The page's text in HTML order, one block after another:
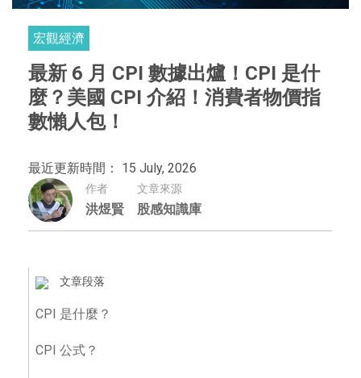
宏觀經濟
最新 6 月 CPI 數據出爐！CPI 是什
麼？美國 CPI 介紹！消費者物價指
數懶人包！
最近更新時間： 15 July, 2026
作者
洪煜賢
文章來源
股感知識庫
文章段落
CPI 是什麼？
CPI 公式？